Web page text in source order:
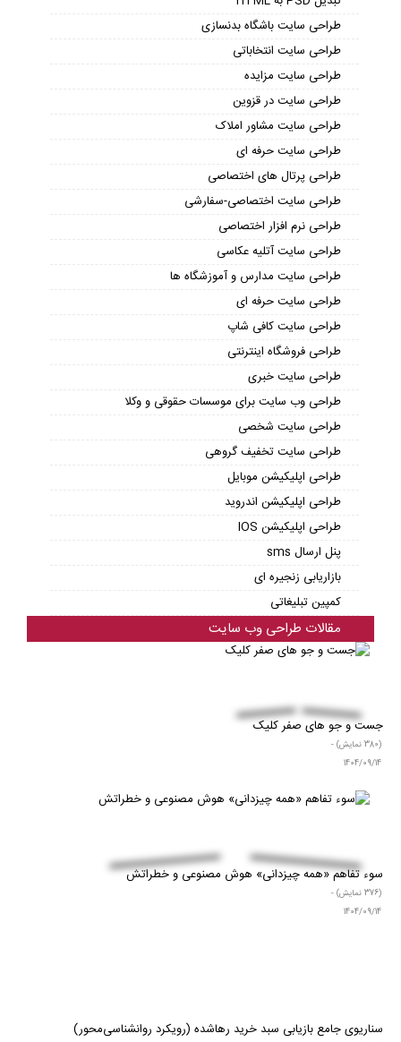
طراحی سایت خودرو
طراحی سایت دکوراسیون
طراحی سایت صرافی
طراحی سایت موزیک
طراحی سایت پزشکی
طراحی سایت بازرگانی
طراحی سایت مهندسی
طراحی سایت تفریحی و سرگرمی
طراحی سایت دانلود
طراحی سایت پرسش و پاسخ
طراحی سایت طلا و جواهر
تبدیل PSD به HTML
طراحی سایت باشگاه بدنسازی
طراحی سایت انتخاباتی
طراحی سایت مزایده
طراحی سایت در قزوین
طراحی سایت مشاور املاک
طراحی سایت حرفه ای
طراحی پرتال های اختصاصی
طراحی سایت اختصاصی-سفارشی
طراحی نرم افزار اختصاصی
طراحی سایت آتلیه عکاسی
طراحی سایت مدارس و آموزشگاه ها
طراحی سایت حرفه ای
طراحی سایت کافی شاپ
طراحی فروشگاه اینترنتی
طراحی سایت شخصی
طراحی سایت تخفیف گروهی
طراحی اپلیکیشن اندروید
بازاریابی زنجیره ای
کمپین تبلیغاتی
جست و جو های صفر کلیک